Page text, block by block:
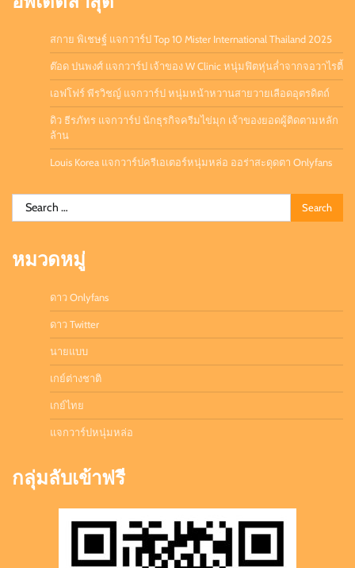
สกาย พิเชษฐ์ แจกวาร์ป Top 10 Mister International Thailand 2025
ต๊อด ปนพงศ์ แจกวาร์ป เจ้าของ W Clinic หนุ่มฟิตหุ่นล่ำจากจอวาไรตี้
เอฟโฟร์ พีรวิชญ์ แจกวาร์ป หนุ่มหน้าหวานสายวายเลือดอุตรดิตถ์
ดิว ธีรภัทร แจกวาร์ป นักธุรกิจครีมไข่มุก เจ้าของยอดผู้ติดตามหลัก
ล้าน
Louis Korea แจกวาร์ปครีเอเตอร์หนุ่มหล่อ ออร่าสะดุดตา Onlyfans
Search
for:
หมวดหมู่
ดาว Onlyfans
ดาว Twitter
นายแบบ
เกย์ต่างชาติ
เกย์ไทย
แจกวาร์ปหนุ่มหล่อ
กลุ่มลับเข้าฟรี